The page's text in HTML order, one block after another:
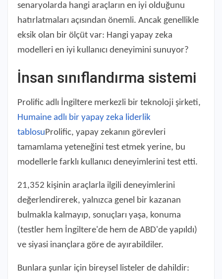
senaryolarda hangi araçların en iyi olduğunu
hatırlatmaları açısından önemli. Ancak genellikle
eksik olan bir ölçüt var: Hangi yapay zeka
modelleri en iyi kullanıcı deneyimini sunuyor?
İnsan sınıflandırma sistemi
Prolific adlı İngiltere merkezli bir teknoloji şirketi,
Humaine adlı bir yapay zeka liderlik
tablosu Prolific, yapay zekanın görevleri
tamamlama yeteneğini test etmek yerine, bu
modellerle farklı kullanıcı deneyimlerini test etti.
21,352 kişinin araçlarla ilgili deneyimlerini
değerlendirerek, yalnızca genel bir kazanan
bulmakla kalmayıp, sonuçları yaşa, konuma
(testler hem İngiltere'de hem de ABD'de yapıldı)
ve siyasi inançlara göre de ayırabildiler.
Bunlara şunlar için bireysel listeler de dahildir: